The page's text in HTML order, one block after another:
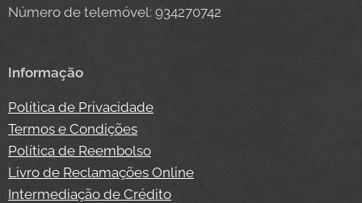
Número de telemóvel: 934270742
Informação
Política de Privacidade
Termos e Condições
Política de Reembolso
Livro de Reclamações Online
Intermediação de Crédito